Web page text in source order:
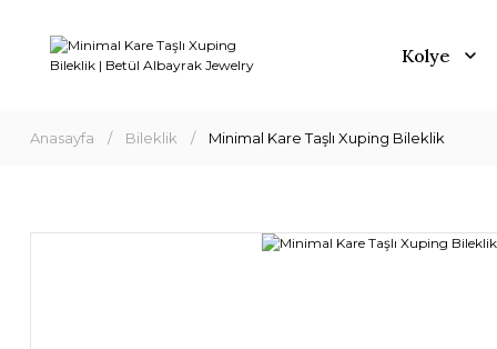
Kolye
Anasayfa Bileklik Minimal Kare Taşlı Xuping Bileklik